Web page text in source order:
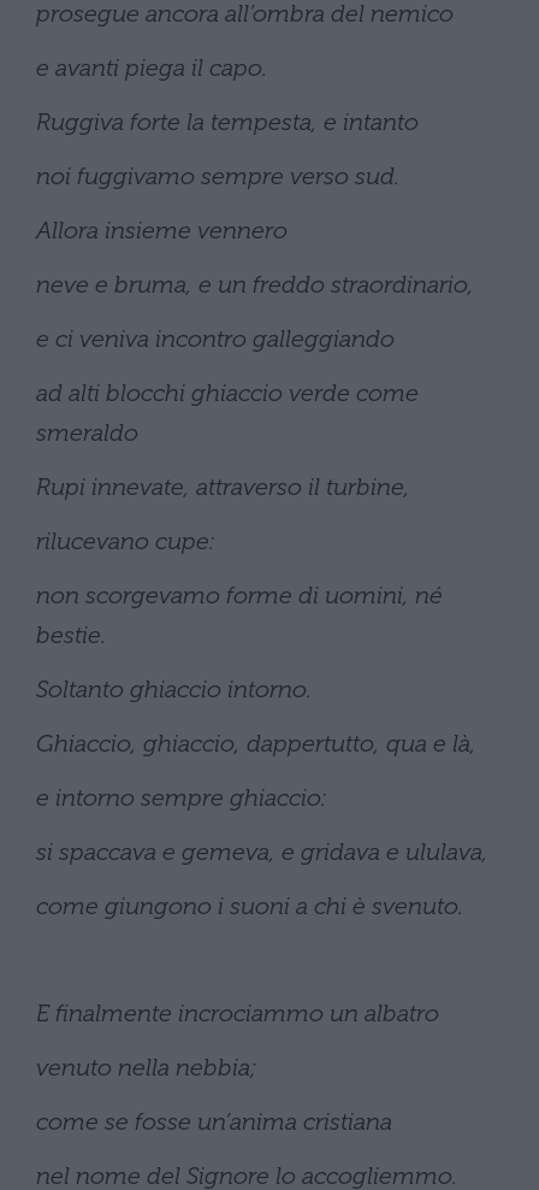
prosegue ancora all’ombra del nemico
e avanti piega il capo.
Ruggiva forte la tempesta, e intanto
noi fuggivamo sempre verso sud.
Allora insieme vennero
neve e bruma, e un freddo straordinario,
e ci veniva incontro galleggiando
ad alti blocchi ghiaccio verde come
smeraldo
Rupi innevate, attraverso il turbine,
rilucevano cupe:
non scorgevamo forme di uomini, né
bestie.
Soltanto ghiaccio intorno.
Ghiaccio, ghiaccio, dappertutto, qua e là,
e intorno sempre ghiaccio:
si spaccava e gemeva, e gridava e ululava,
come giungono i suoni a chi è svenuto.
E finalmente incrociammo un albatro
venuto nella nebbia;
come se fosse un’anima cristiana
nel nome del Signore lo accogliemmo.